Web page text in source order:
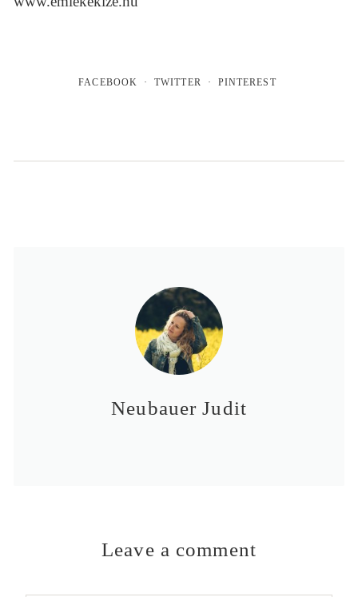
FACEBOOK TWITTER PINTEREST
Neubauer Judit
Leave a comment